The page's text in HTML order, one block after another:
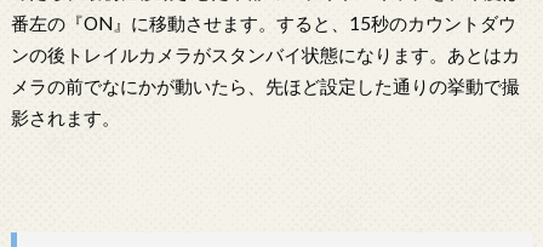
番左の『ON』に移動させます。すると、15秒のカウントダウ
ンの後トレイルカメラがスタンバイ状態になります。あとはカ
メラの前でなにかが動いたら、先ほど設定した通りの挙動で撮
影されます。